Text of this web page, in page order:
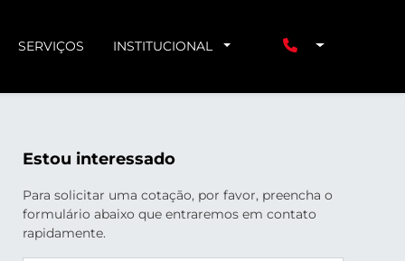
SERVIÇOS INSTITUCIONAL
Estou interessado
Para solicitar uma cotação, por favor, preencha o
formulário abaixo que entraremos em contato
rapidamente.